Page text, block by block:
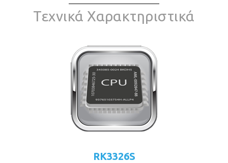
Τεχνικά Χαρακτηριστικά
RK3326S